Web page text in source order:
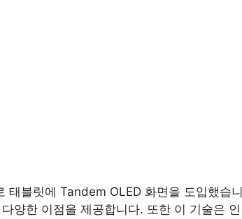
블릿에 Tandem OLED 화면을 도입했습니
양한 이점을 제공합니다. 또한 이 기술은 인